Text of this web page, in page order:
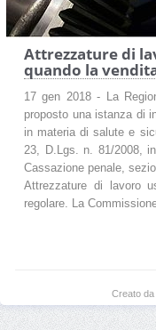
Attrezzature di
quando la
17 gen 2018 - La
proposto una istanza di
in materia di salute e
23, D.Lgs. n. 81/2008,
Cassazione penale,
Attrezzature di lavoro
regolare. La
Creato